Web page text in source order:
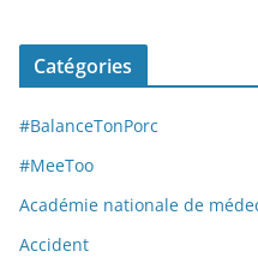
Catégories
#BalanceTonPorc
#MeeToo
Académie nationale de
Accident